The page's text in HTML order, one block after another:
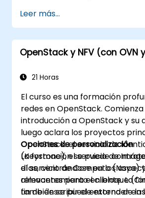
Leer más...
OpenStack y NFV (con OVN
21 Horas
El curso es una formación
redes en OpenStack.
introducción a OpenStack y su
luego aclara los proyectos
OpenStack: el servicio de
(Keystone), el servicio de
el servicio de Computo (Nova)
almacenamiento en bloque
fin de describir el entorno de
Opciones de personalización
La formación se puede
días, centrándose en los
relevantes para el cliente. La
también se puede extender en